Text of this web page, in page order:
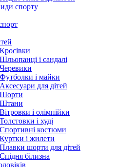
спорту
Кросівки
Шльопанці і сандалі
Черевики
Футболки і майки
Аксесуари для дітей
Шорти
Штани
Вітровки і олімпійки
Толстовки і худі
Спортивні костюми
Куртки і жилети
Плавки шорти для дітей
Спідня білизна